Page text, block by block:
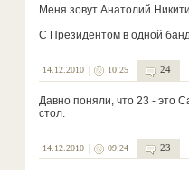
Меня зовут Анатолий
С Президентом в одной
14.12.2010 10:25 24
Давно поняли, что 23 - это
стол.
14.12.2010 09:24 23